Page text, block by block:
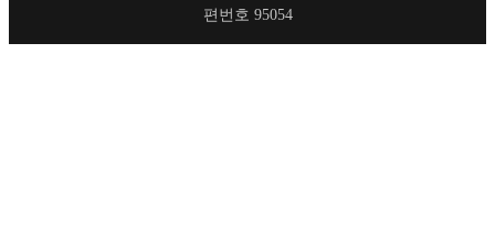
편번호 95054